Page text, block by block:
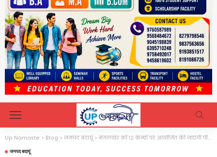
Up Namaste > Blog > जनपद बदायूं>मंगलवार को 12 केन्द्रों पर आयोजित की जाएगी पीईटी परीक्षा
जनपद बदायूं